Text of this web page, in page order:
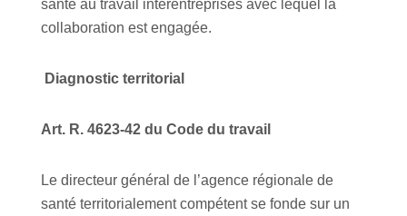
santé au travail interentreprises avec lequel la
collaboration est engagée.
Diagnostic territorial
Art. R. 4623-42 du Code du travail
Le directeur général de l’agence régionale de
santé territorialement compétent se fonde sur un